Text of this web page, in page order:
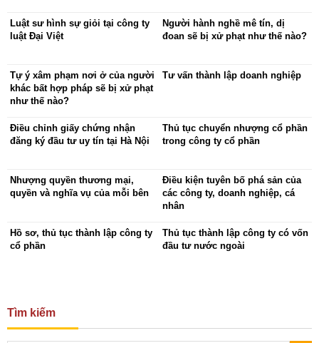
Luật sư hình sự giỏi tại công ty
luật Đại Việt
Người hành nghề mê tín, dị
đoan sẽ bị xử phạt như thế nào?
Tự ý xâm phạm nơi ở của người
khác bất hợp pháp sẽ bị xử phạt
như thế nào?
Tư vấn thành lập doanh nghiệp
Điều chỉnh giấy chứng nhận
đăng ký đầu tư uy tín tại Hà Nội
Thủ tục chuyển nhượng cổ phần
trong công ty cổ phần
Nhượng quyền thương mại,
quyền và nghĩa vụ của mỗi bên
Điều kiện tuyên bố phá sản của
các công ty, doanh nghiệp, cá
nhân
Hồ sơ, thủ tục thành lập công ty
cổ phần
Thủ tục thành lập công ty có vốn
đầu tư nước ngoài
Tìm kiếm